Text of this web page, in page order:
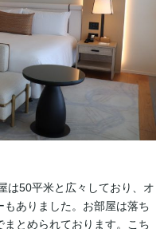
は50平米と広々しており、オ
ありました。お部屋は落ち
とめられております。こち